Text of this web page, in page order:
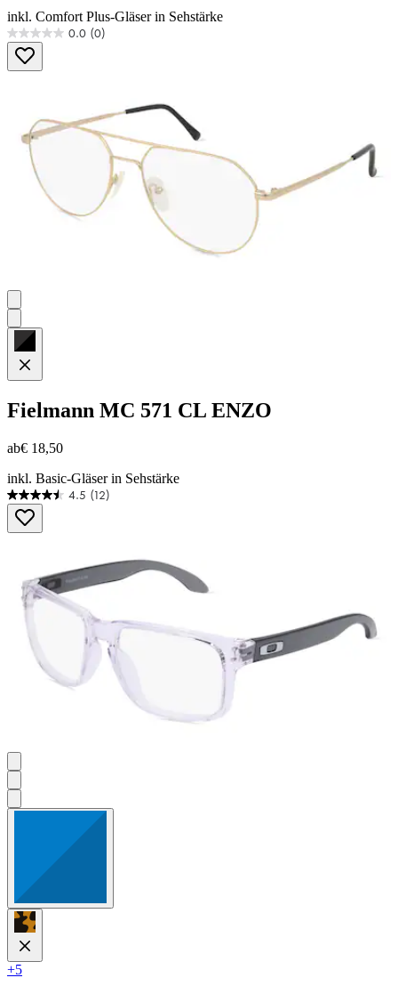
inkl. Comfort Plus-Gläser in Sehstärke
0.0 (0)
0.0
von
5
Fielmann MC 571 CL ENZO
ab€ 18,50
inkl. Basic-Gläser in Sehstärke
4.5 (12)
4.5
von
5
Bewertungen
+5